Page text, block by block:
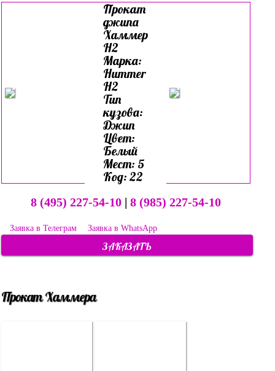
Прокат
джипа
Хаммер
Н2
Марка:
Hummer
H2
Тип
кузова:
Джип
Цвет:
Белый
Мест: 5
Код: 22
8 (495) 227-54-10 | 8 (985) 227-54-10
Заявка в Телеграм Заявка в WhatsApp
ЗАКАЗАТЬ
Прокат Хаммера